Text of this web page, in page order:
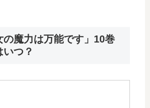
の魔力は万能です」10巻
つ？